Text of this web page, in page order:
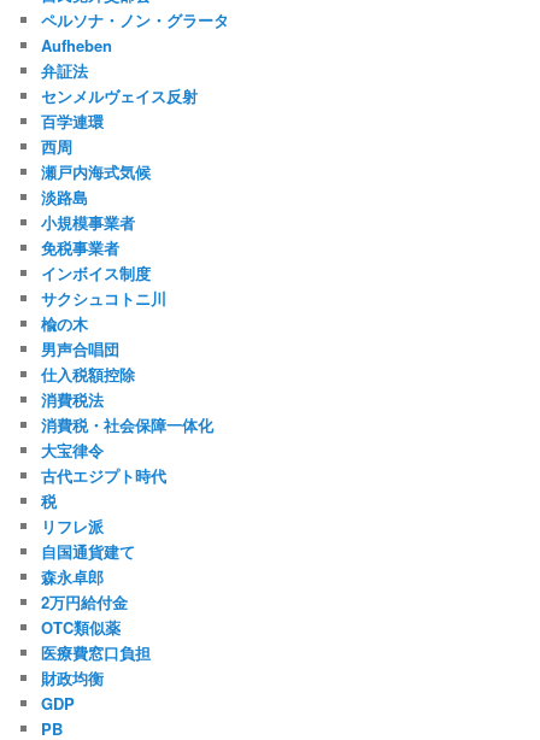
ペルソナ・ノン・グラータ
Aufheben
弁証法
センメルヴェイス反射
百学連環
西周
瀬戸内海式気候
淡路島
小規模事業者
免税事業者
インボイス制度
サクシュコトニ川
楡の木
男声合唱団
仕入税額控除
消費税法
消費税・社会保障一体化
大宝律令
古代エジプト時代
税
リフレ派
自国通貨建て
森永卓郎
2万円給付金
OTC類似薬
医療費窓口負担
財政均衡
GDP
PB